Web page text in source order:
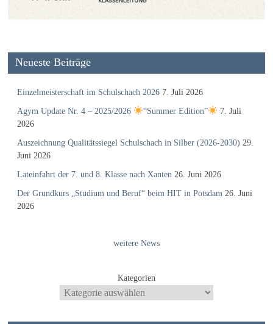
Neueste Beiträge
Einzelmeisterschaft im Schulschach 2026 7. Juli 2026
Agym Update Nr. 4 – 2025/2026 “Summer Edition”
7. Juli
2026
Auszeichnung Qualitätssiegel Schulschach in Silber (2026-2030) 29.
Juni 2026
Lateinfahrt der 7. und 8. Klasse nach Xanten 26. Juni 2026
Der Grundkurs „Studium und Beruf“ beim HIT in Potsdam 26. Juni
2026
weitere News
Kategorien